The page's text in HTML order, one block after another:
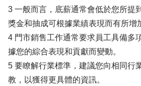
3 一般而言，底薪通常會低於您所提
獎金和抽成可根據業績表現而有所增
4 門市銷售工作通常要求員工具備多
據您的綜合表現和貢獻而變動。
5 要瞭解行業標準，建議您向相同行
教，以獲得更具體的資訊。